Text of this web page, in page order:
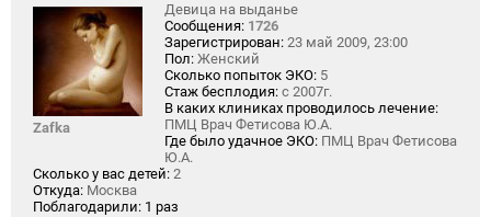
Zafka
Девица на выданье
Сообщения: 1726
Зарегистрирован: 23 май 2009, 23:00
Пол: Женский
Сколько попыток ЭКО: 5
Стаж бесплодия: с 2007г.
В каких клиниках проводилось лечение:
ПМЦ Врач Фетисова Ю.А.
Где было удачное ЭКО: ПМЦ Врач Фетисова
Ю.А.
Сколько у вас детей: 2
Откуда: Москва
Поблагодарили: 1 раз